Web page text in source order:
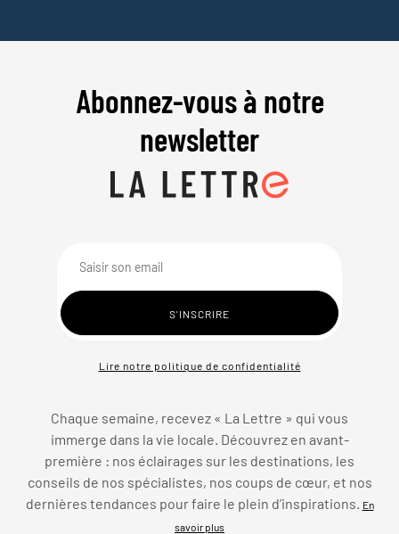
Abonnez-vous à notre
newsletter
Lire notre politique de confidentialité
Chaque semaine, recevez « La Lettre » qui vous
immerge dans la vie locale. Découvrez en avant-
première : nos éclairages sur les destinations, les
conseils de nos spécialistes, nos coups de cœur, et nos
dernières tendances pour faire le plein d’inspirations.
En
savoir plus